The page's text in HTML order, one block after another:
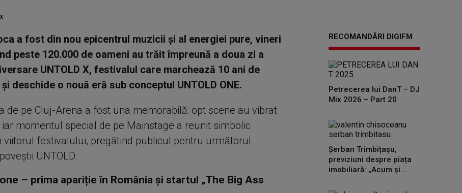
a fost din nou epicentrul muzicii și al energiei pure, vineri
peste 120.000 de oameni au trăit împreună a doua zi a
UNTOLD X, festivalul care marchează 10 ani de
deschide o nouă eră sub conceptul UNTOLD ONE.
de pe Cluj-Arena a fost una memorabilă: opt scene au vibrat
iar momentul special de pe Mainstage a reunit simbolic
viitorul festivalului, pregătind publicul pentru următorul
UNTOLD.
– prima apariție în România și startul „The Big Ass
RECOMANDĂRI DIGIFM
Petrecerea lui DanT – DJ
Mix 2026 – Part 20
Șerban Trîmbițașu,
previziuni despre piața
imobiliară: „Acum și...